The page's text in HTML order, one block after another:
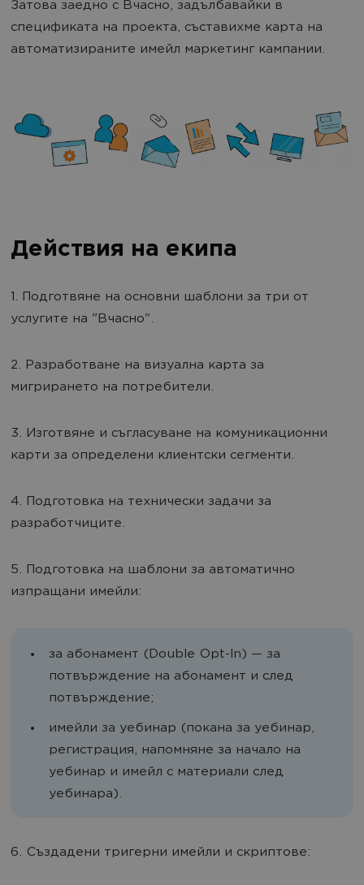
Затова заедно с Вчасно, задълбавайки в
спецификата на проекта, съставихме карта на
автоматизираните имейл маркетинг кампании.
Действия на екипа
1. Подготвяне на основни шаблони за три от
услугите на "Вчасно".
2. Разработване на визуална карта за
мигрирането на потребители.
3. Изготвяне и съгласуване на комуникационни
карти за определени клиентски сегменти.
4. Подготовка на технически задачи за
разработчиците.
5. Подготовка на шаблони за автоматично
изпращани имейли:
за абонамент (Double Opt-In) — за
потвърждение на абонамент и след
потвърждение;
имейли за уебинар (покана за уебинар,
регистрация, напомняне за начало на
уебинар и имейл с материали след
уебинара).
6. Създадени тригерни имейли и скриптове: